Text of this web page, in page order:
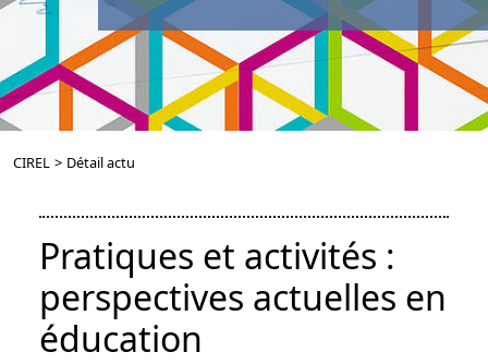
CIREL > Détail actu
Pratiques et activités :
perspectives actuelles en
éducation